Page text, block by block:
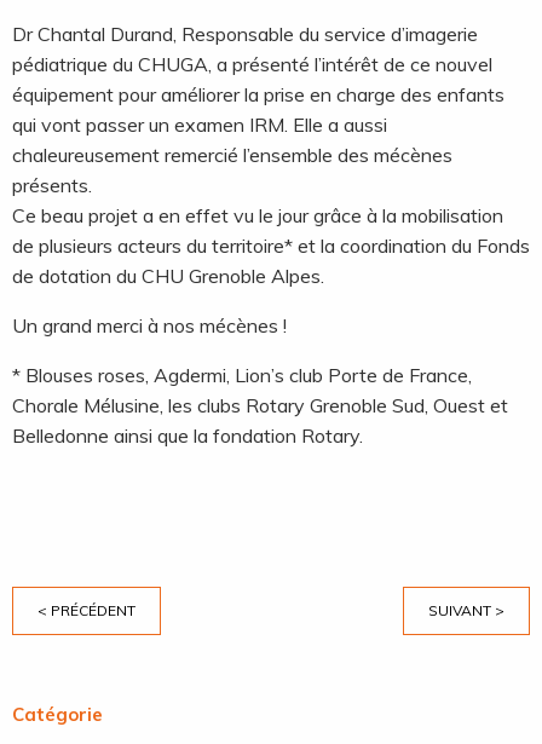
Dr Chantal Durand, Responsable du service d’imagerie
pédiatrique du CHUGA, a présenté l’intérêt de ce nouvel
équipement pour améliorer la prise en charge des enfants
qui vont passer un examen IRM. Elle a aussi
chaleureusement remercié l’ensemble des mécènes
présents.
Ce beau projet a en effet vu le jour grâce à la mobilisation
de plusieurs acteurs du territoire* et la coordination du Fonds
de dotation du CHU Grenoble Alpes.
Un grand merci à nos mécènes !
* Blouses roses, Agdermi, Lion’s club Porte de France,
Chorale Mélusine, les clubs Rotary Grenoble Sud, Ouest et
Belledonne ainsi que la fondation Rotary.
< PRÉCÉDENT SUIVANT >
Catégorie